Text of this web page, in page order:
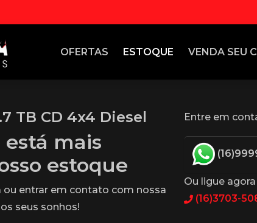
OFERTAS ESTOQUE VENDA SEU
TB CD 4x4 Diesel
está mais
estoque
ou entrar em contato com nossa
seus sonhos!
Entre em
Ou ligue
(16)3703-